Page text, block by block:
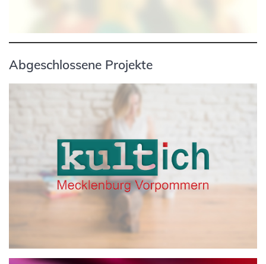
Abgeschlossene Projekte